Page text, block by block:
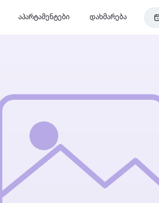
აპარტამენტები დახმარება